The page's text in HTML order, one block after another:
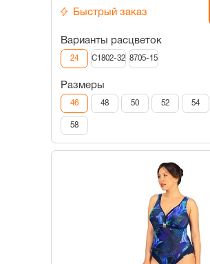
Быстрый заказ
Варианты расцветок
24 C1802-32 8705-15
Размеры
46 48 50 52 54
58